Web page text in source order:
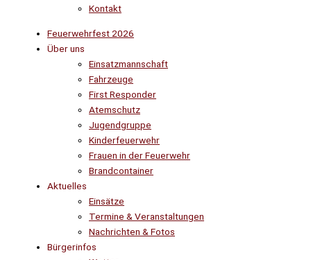
Kontakt
Feuerwehrfest 2026
Über uns
Einsatzmannschaft
Fahrzeuge
First Responder
Atemschutz
Jugendgruppe
Kinderfeuerwehr
Frauen in der Feuerwehr
Brandcontainer
Aktuelles
Einsätze
Termine & Veranstaltungen
Nachrichten & Fotos
Bürgerinfos